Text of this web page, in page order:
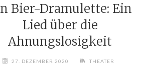
Bier-Dramulette: Ein
Lied über die
Ahnungslosigkeit
27. DEZEMBER 2020 THEATER